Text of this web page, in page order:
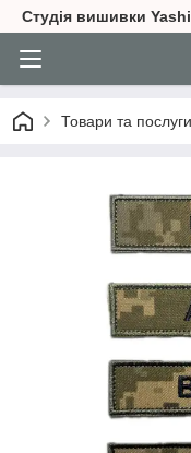
Студія вишивки
Товари та послуги